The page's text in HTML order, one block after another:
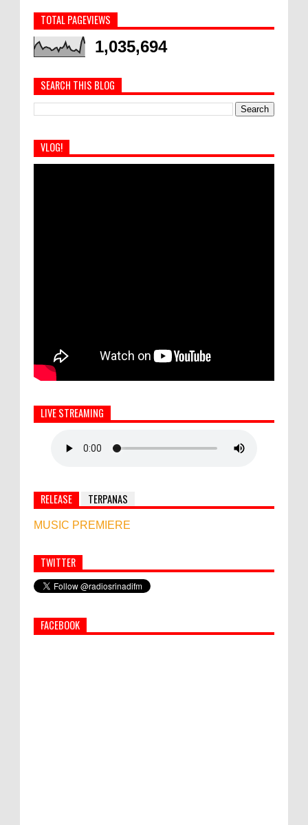
TOTAL PAGEVIEWS
1,035,694
SEARCH THIS BLOG
VLOG!
LIVE STREAMING
RELEASE TERPANAS
MUSIC PREMIERE
Simbol Persahabatan, RI Bangun Islamic Centre di
Afghanistan
PEMKAB KLUNGKUNG GELAR PASAR
TWITTER
FACEBOOK